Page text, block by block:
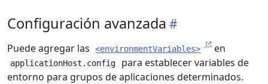
Configuración avanzada
Puede agregar las <environmentVariables> en
applicationHost.config
para establecer variables de
entorno para grupos de aplicaciones determinados.